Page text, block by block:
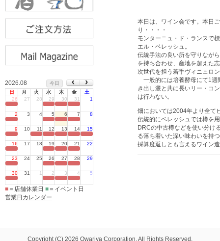
2026.08
今日
日
月 火 水 木 金
土
26
27 28 29 30 31 1
2 3 4 5 6 7 8
9 10 11 12 13 14 15
16 17 18 19 20 21 22
23 24 25 26 27 28 29
30 31 1 2 3 4 5
■ ＝店舗休業日 ■ ＝イベント日
営業日カレンダー
本日は、ワイン会です。本日
り・・・・
モンターニュ・ド・ランスで
エル・ベレッシュ。
伝統手法の良い所を守りなが
を持ち合わせ、産地を超えた
次世代を担う若手ヴィニュロ
一般的には培養酵母にて1週
き出し澱と共に長いリー・コ
は行わない。
畑においては2004年より全て
伝統的にベレッシュでは樽を
DRCの中古樽などを使い分け
る落ち着いた深い味わいを持
採算度返しとも言えるワイン
Copyright (C) 2026 Owariya Corporation. All Rights Reserved.